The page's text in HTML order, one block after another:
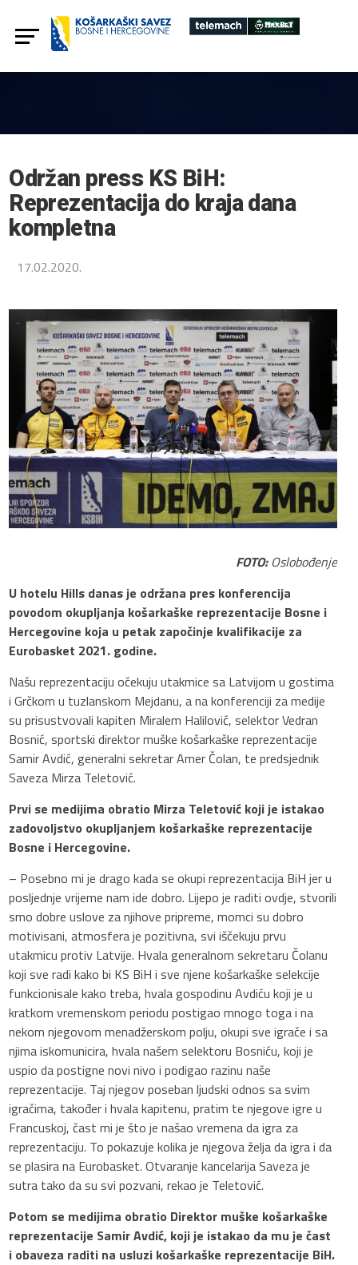
Održan press KS BiH:
Reprezentacija do kraja dana
kompletna
17.02.2020.
FOTO: Oslobođenje
U hotelu Hills danas je održana pres konferencija
povodom okupljanja košarkaške reprezentacije Bosne i
Hercegovine koja u petak započinje kvalifikacije za
Eurobasket 2021. godine.
Našu reprezentaciju očekuju utakmice sa Latvijom u gostima
i Grčkom u tuzlanskom Mejdanu, a na konferenciji za medije
su prisustvovali kapiten Miralem Halilović, selektor Vedran
Bosnić, sportski direktor muške košarkaške reprezentacije
Samir Avdić, generalni sekretar Amer Čolan, te predsjednik
Saveza Mirza Teletović.
Prvi se medijima obratio Mirza Teletović koji je istakao
zadovoljstvo okupljanjem košarkaške reprezentacije
Bosne i Hercegovine.
– Posebno mi je drago kada se okupi reprezentacija BiH jer u
posljednje vrijeme nam ide dobro. Lijepo je raditi ovdje, stvorili
smo dobre uslove za njihove pripreme, momci su dobro
motivisani, atmosfera je pozitivna, svi iščekuju prvu
utakmicu protiv Latvije. Hvala generalnom sekretaru Čolanu
koji sve radi kako bi KS BiH i sve njene košarkaške selekcije
funkcionisale kako treba, hvala gospodinu Avdiću koji je u
kratkom vremenskom periodu postigao mnogo toga i na
nekom njegovom menadžerskom polju, okupi sve igrače i sa
njima iskomunicira, hvala našem selektoru Bosniću, koji je
uspio da postigne novi nivo i podigao razinu naše
reprezentacije. Taj njegov poseban ljudski odnos sa svim
igračima, također i hvala kapitenu, pratim te njegove igre u
Francuskoj, čast mi je što je našao vremena da igra za
reprezentaciju. To pokazuje kolika je njegova želja da igra i da
se plasira na Eurobasket. Otvaranje kancelarija Saveza je
sutra tako da su svi pozvani, rekao je Teletović.
Potom se medijima obratio Direktor muške košarkaške
reprezentacije Samir Avdić, koji je istakao da mu je čast
i obaveza raditi na usluzi košarkaške reprezentacije BiH.